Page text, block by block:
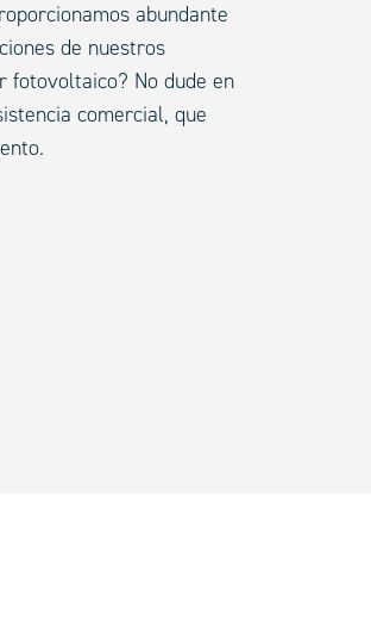
abundante
de nuestros
fotovoltaico? No dude en
comercial, que